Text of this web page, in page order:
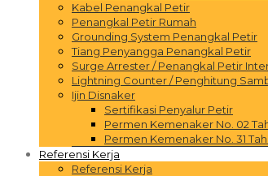
Kabel Penangkal Petir
Penangkal Petir Rumah
Grounding System Penangkal Petir
Tiang Penyangga Penangkal Petir
Surge Arrester / Penangkal Petir
Lightning Counter / Penghitung
Ijin Disnaker
Sertifikasi Penyalur Petir
Permen Kemenaker No. 02
Permen Kemenaker No. 31
Referensi Kerja
Referensi Kerja